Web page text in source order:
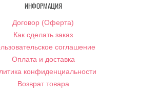
ИНФОРМАЦИЯ
Договор (Оферта)
Как сделать заказ
соглашение
Оплата и доставка
конфиденциальности
Возврат товара